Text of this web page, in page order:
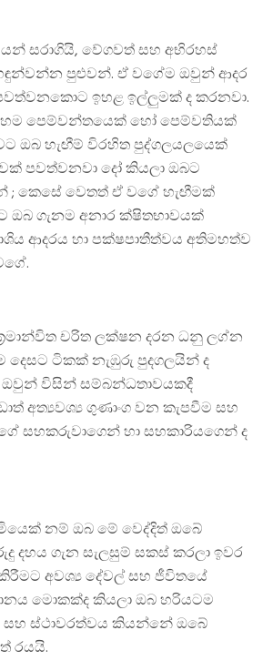
සරාගියි, වේගවත් සහ අභිරහස්
පුළුවන්. ඒ වගේම ඔවුන් ආදර
ඉහළ ඉල්ලුමක් ද කරනවා.
පෙම්වන්තයෙක් හෝ පෙම්වතියක්
ඔබ හැඟීම් විරහිත පුද්ගලයලයෙක්
පවත්වනවා දෝ කියලා ඔබට
; කෙසේ වෙතත් ඒ වගේ හැඟීමක්
ගැනම අනාර ක්ෂිතභාවයක්
ආදරය හා පක්ෂපාතීත්වය අතිමහත්ව
චරිත ලක්ෂන දරන ධනු ලග්න
ටිකක් නැඹුරු පුදගලයින් ද
ඔවුන් විසින් සම්බන්ධතාවයකදී
අත්‍යවශ්‍ය ගුණාංග වන කැපවීම සහ
සහකරුවාගෙන් හා සහකාරියගෙන් ද
නම් ඔබ මේ වෙද්දිත් ඔබේ
දහය ගැන සැලසුම් සකස් කරලා ඉවර
අවශ්‍ය දේවල් සහ ජීවිතයේ
මොකක්ද කියලා ඔබ හරියටම
සහ ස්ථාවරත්වය කියන්නේ ඔබේ
රයයි.